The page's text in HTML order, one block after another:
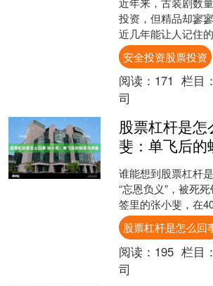
投资，但精品却寥
近几年能让人记住
紫》《墨雨云间》
人的喜好各异，我就
安全投资股票投资
阅读： 171 栏目：
司
股票杠杆是
斐：单飞后的
谁能想到股票杠杆
“忘恩负义”，被死
签里的张小斐，在
了一番大事。 刚单
会糊，重回龙套....
股票杠杆是怎么回
阅读： 195 栏目：
司